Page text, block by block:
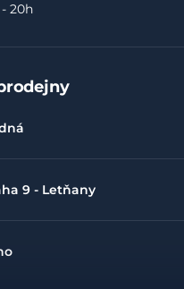
20h
9 - Letňany